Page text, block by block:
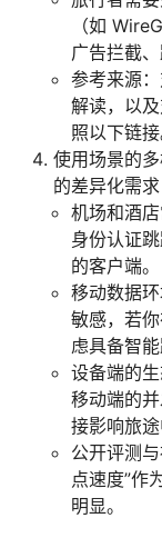
（如
广告拦截
参考来源
解读，以
照以下链接
使用场景的
的差异化需求
机场和酒
身份认证
的客户端。
移动数据
敏感，若
虑具备智
设备端的
移动端的
接影响旅途
公开评测
点速度”作
明显。